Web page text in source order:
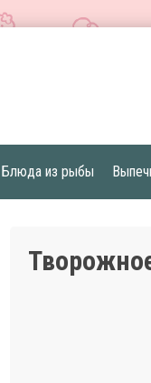
Блюда из рыбы